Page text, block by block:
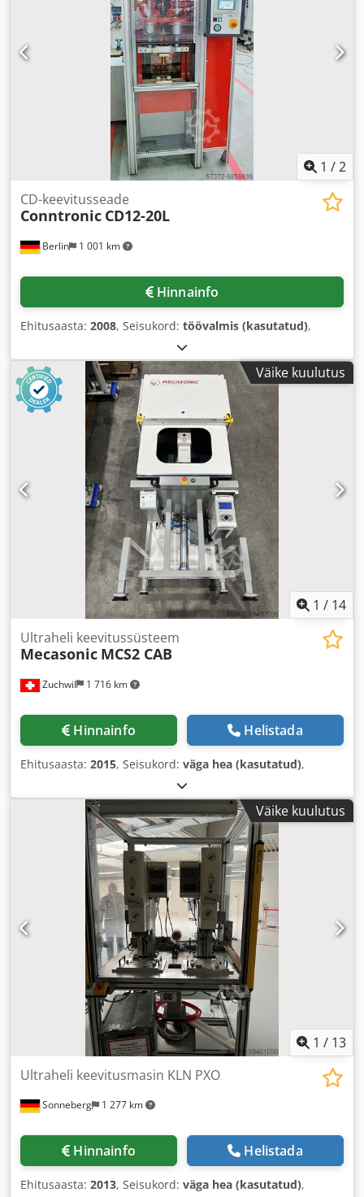
1 /2
Berlin 1 001 km
CD-keevitusseade
Conntronic CD12-20L
Hinnainfo
Ehitusaasta: 2008, Seisukord: töövalmis (kasutatud),
Väike kuulutus
1 / 14
Zuchwil 1 716 km
Ultraheli keevitussüsteem
Mecasonic MCS2 CAB
Hinnainfo Helistada
Ehitusaasta: 2015, Seisukord: väga hea (kasutatud),
Väike kuulutus
1 / 13
Sonneberg 1 277 km
Ultraheli keevitusmasin KLN PXO
Hinnainfo Helistada
Ehitusaasta: 2013, Seisukord: väga hea (kasutatud),